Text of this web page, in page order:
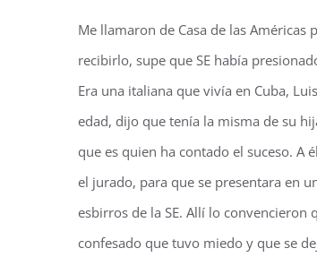
Me llamaron de Casa de las
recibirlo, supe que SE había
Era una italiana que vivía en Cuba,
edad, dijo que tenía la misma de su
que es quien ha contado el suceso.
el jurado, para que se presentara en
esbirros de la SE. Allí lo
confesado que tuvo miedo y que se